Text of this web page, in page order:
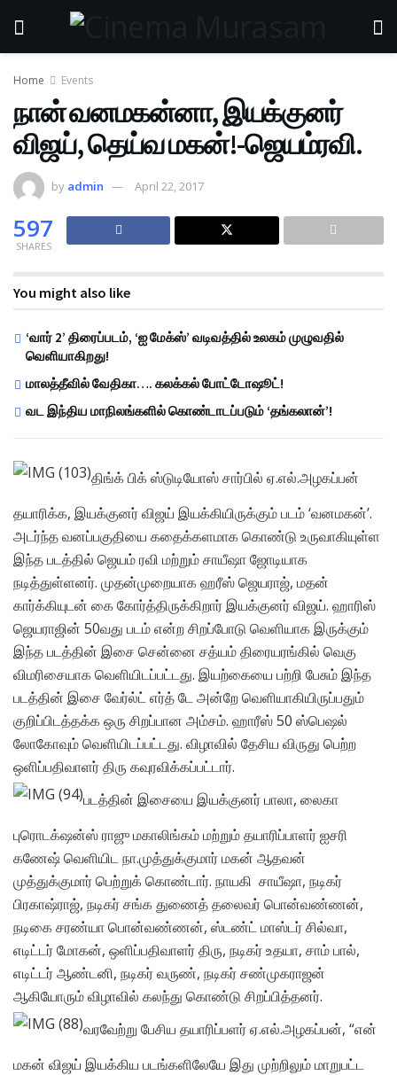
Home Events
நான் வனமகன்னா, இயக்குனர்
விஜய், தெய்வ மகன்!-ஜெயம்ரவி.
by admin April 22, 2017
597
SHARES
You might also like
‘வார் 2’ திரைப்படம், ‘ஐ மேக்ஸ்’ வடிவத்தில் உலகம் முழுவதில்
வெளியாகிறது!
மாலத்தீவில் வேதிகா…. கலக்கல் போட்டோஷூட்!
வட இந்திய மாநிலங்களில் கொண்டாடப்படும் ‘தங்கலான்’!
திங்க் பிக் ஸ்டுடியோஸ் சார்பில் ஏ.எல்.அழகப்பன்
தயாரிக்க, இயக்குனர் விஜய் இயக்கியிருக்கும் படம் ‘வனமகன்’.
அடர்ந்த வனப்பகுதியை கதைக்களமாக கொண்டு உருவாகியுள்ள
இந்த படத்தில் ஜெயம் ரவி மற்றும் சாயீஷா ஜோடியாக
நடித்துள்ளனர். முதன்முறையாக ஹரீஸ் ஜெயராஜ், மதன்
கார்க்கியுடன் கை கோர்த்திருக்கிறார் இயக்குனர் விஜய். ஹாரிஸ்
ஜெயராஜின் 50வது படம் என்ற சிறப்போடு வெளியாக இருக்கும்
இந்த படத்தின் இசை சென்னை சத்யம் திரையரங்கில் வெகு
விமரிசையாக வெளியிடப்பட்டது. இயற்கையை பற்றி பேசும் இந்த
படத்தின் இசை வேர்ல்ட் எர்த் டே அன்றே வெளியாகியிருப்பதும்
குறிப்பிடத்தக்க ஒரு சிறப்பான அம்சம். ஹாரீஸ் 50 ஸ்பெஷல்
லோகோவும் வெளியிடப்பட்டது. விழாவில் தேசிய விருது பெற்ற
ஒளிப்பதிவாளர் திரு கவுரவிக்கப்பட்டார்.
படத்தின் இசையை இயக்குனர் பாலா, லைகா
புரொடக்‌ஷன்ஸ் ராஜு மகாலிங்கம் மற்றும் தயாரிப்பாளர் ஐசரி
கணேஷ் வெளியிட நா.முத்துக்குமார் மகன் ஆதவன்
முத்துக்குமார் பெற்றுக் கொண்டார். நாயகி சாயீஷா, நடிகர்
பிரகாஷ்ராஜ், நடிகர் சங்க துணைத் தலைவர் பொன்வண்ணன்,
நடிகை சரண்யா பொன்வண்ணன், ஸ்டண்ட் மாஸ்டர் சில்வா,
எடிட்டர் மோகன், ஒளிப்பதிவாளர் திரு, நடிகர் உதயா, சாம் பால்,
எடிட்டர் ஆண்டனி, நடிகர் வருண், நடிகர் சண்முகராஜன்
ஆகியோரும் விழாவில் கலந்து கொண்டு சிறப்பித்தனர்.
வரவேற்று பேசிய தயாரிப்பளர் ஏ.எல்.அழகப்பன், “என்
மகன் விஜய் இயக்கிய படங்களிலேயே இது முற்றிலும் மாறுபட்ட